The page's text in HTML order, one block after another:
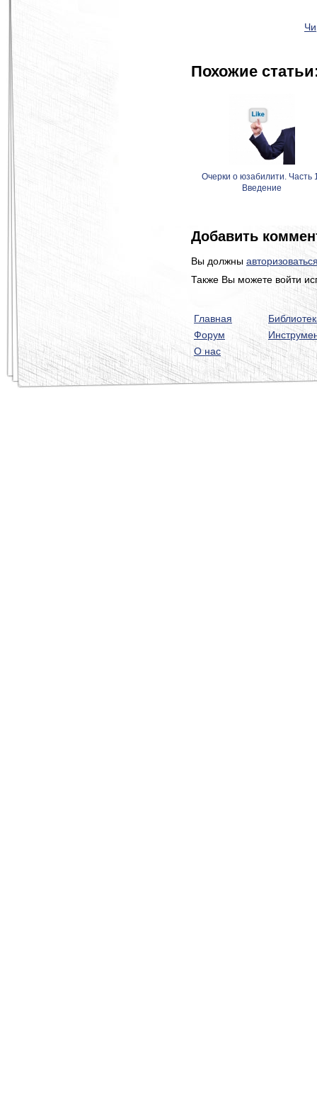
Похожие
Очерки о юзабилити. Часть
Введение
Добавить
Вы должны
Также Вы можете войти
Главная
Форум
О нас